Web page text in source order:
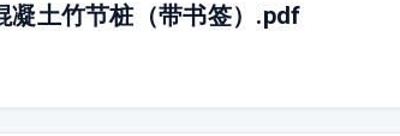
凝土竹节桩（带书签）.pdf